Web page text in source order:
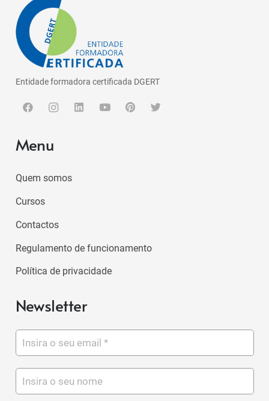
Entidade formadora certificada DGERT
Menu
Quem somos
Cursos
Contactos
Regulamento de funcionamento
Política de privacidade
Newsletter